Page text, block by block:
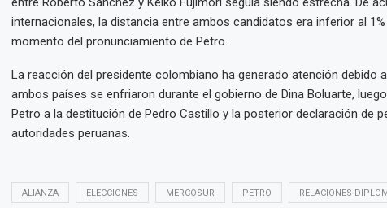
internacionales, la distancia entre ambos candidatos era inferior al
momento del pronunciamiento de Petro.
La reacción del presidente colombiano ha generado atención debido
ambos países se enfriaron durante el gobierno de Dina Boluarte,
Petro a la destitución de Pedro Castillo y la posterior declaración de
autoridades peruanas.
ALIANZA ELECCIONES MERCOSUR PETRO RELACIONES